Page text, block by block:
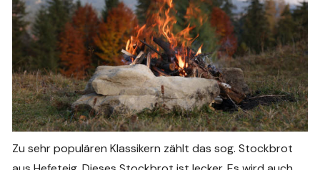
Zu sehr populären Klassikern zählt das sog. Stockbrot